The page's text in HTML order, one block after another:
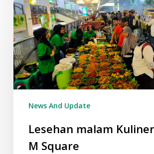
Lesehan
malam
Kuliner
di
Blok
M
Square
News And Update
Lesehan malam
M Square